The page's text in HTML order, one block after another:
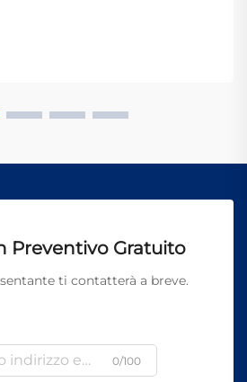
Preventivo Gratuito
ti contatterà a breve.
0/100